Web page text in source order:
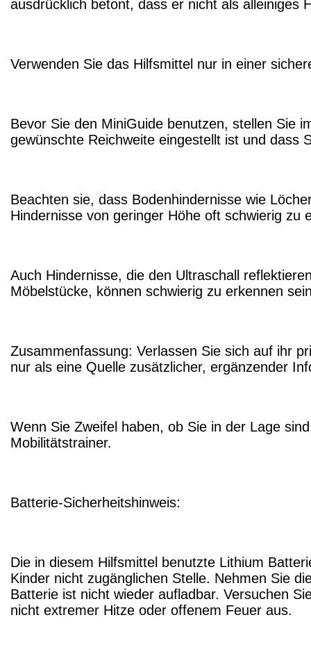
ausdrücklich betont, dass er nicht als alleiniges
Verwenden Sie das Hilfsmittel nur in einer
Bevor Sie den MiniGuide benutzen, stellen Sie
gewünschte Reichweite eingestellt ist und dass
Beachten sie, dass Bodenhindernisse wie
Hindernisse von geringer Höhe oft schwierig zu
Auch Hindernisse, die den Ultraschall
Möbelstücke, können schwierig zu erkennen
Zusammenfassung: Verlassen Sie sich auf ihr
nur als eine Quelle zusätzlicher, ergänzender
Wenn Sie Zweifel haben, ob Sie in der Lage
Mobilitätstrainer.
Batterie-Sicherheitshinweis:
Die in diesem Hilfsmittel benutzte Lithium
Kinder nicht zugänglichen Stelle. Nehmen Sie
Batterie ist nicht wieder aufladbar. Versuchen
nicht extremer Hitze oder offenem Feuer aus.